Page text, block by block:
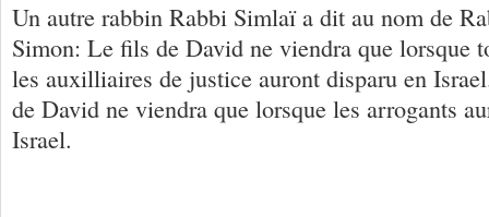
Un autre rabbin Rabbi Simlaï a dit au nom de
Simon: Le fils de David ne viendra que lorsque
les auxilliaires de justice auront disparu en
de David ne viendra que lorsque les arrogants
Israel.